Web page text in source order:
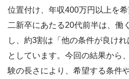
位置付け、年収400万円以上を
二新卒にあたる20代前半は、働
し、約3割は「他の条件が良けれ
としています。今回の結果から
験の長さにより、希望する条件